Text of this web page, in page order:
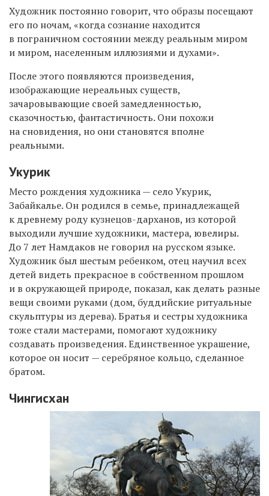
Художник постоянно говорит, что образы посещают
его по ночам, «когда сознание находится
в пограничном состоянии между реальным миром
и миром, населенным иллюзиями и духами».
После этого появляются произведения,
изображающие нереальных существ,
зачаровывающие своей замедленностью,
сказочностью, фантастичность. Они похожи
на сновидения, но они становятся вполне
реальными.
Укурик
Место рождения художника — село Укурик,
Забайкалье. Он родился в семье, принадлежащей
к древнему роду кузнецов-дарханов, из которой
выходили лучшие художники, мастера, ювелиры.
До 7 лет Намдаков не говорил на русском языке.
Художник был шестым ребенком, отец научил всех
детей видеть прекрасное в собственном прошлом
и в окружающей природе, показал, как делать разные
вещи своими руками (дом, буддийские ритуальные
скульптуры из дерева). Братья и сестры художника
тоже стали мастерами, помогают художнику
создавать произведения. Единственное украшение,
которое он носит — серебряное кольцо, сделанное
братом.
Чингисхан